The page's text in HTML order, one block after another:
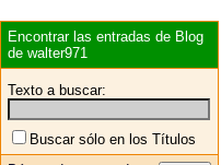
Encontrar las entradas de Blog
de walter971
Texto a buscar:
Buscar sólo en los Títulos